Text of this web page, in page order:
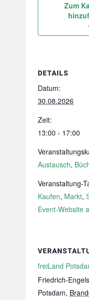
Zum
DETAILS
Datum:
30.08.2026
Zeit:
13:00 - 17:00
Austausch,
Veranstaltung-
Kaufen, Markt,
Event-Website
freiLand
Friedrich-
Potsdam,